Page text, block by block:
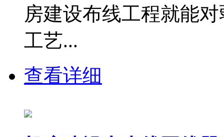
房建设布线工程就能
工艺...
查看详细